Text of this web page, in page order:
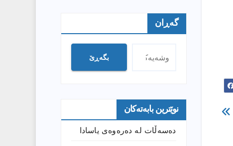
گەڕان
بگەڕێ
نوێترین بابەتەکان
دەسەڵات لە دەرەوەی یاسادا